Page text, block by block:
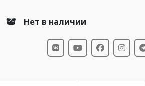
Нет в наличии